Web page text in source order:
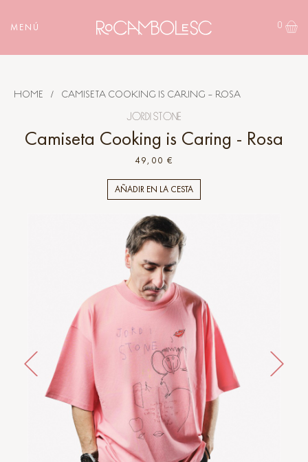
MENÚ 0
HOME / CAMISETA COOKING IS CARING - ROSA
JORDI STONE
Camiseta Cooking is Caring - Rosa
49,00 €
AÑADIR EN LA CESTA